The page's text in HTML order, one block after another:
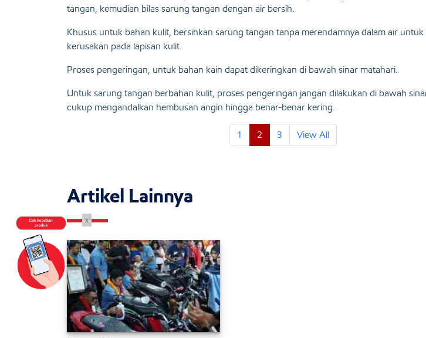
tangan, kemudian bilas sarung tangan dengan air bersih.
Khusus untuk bahan kulit, bersihkan sarung tangan tanpa merendamnya dalam air
kerusakan pada lapisan kulit.
Proses pengeringan, untuk bahan kain dapat dikeringkan di bawah sinar matahari.
Untuk sarung tangan berbahan kulit, proses pengeringan jangan dilakukan di bawah
cukup mengandalkan hembusan angin hingga benar-benar kering.
1 2 3 View All
Artikel Lainnya
x